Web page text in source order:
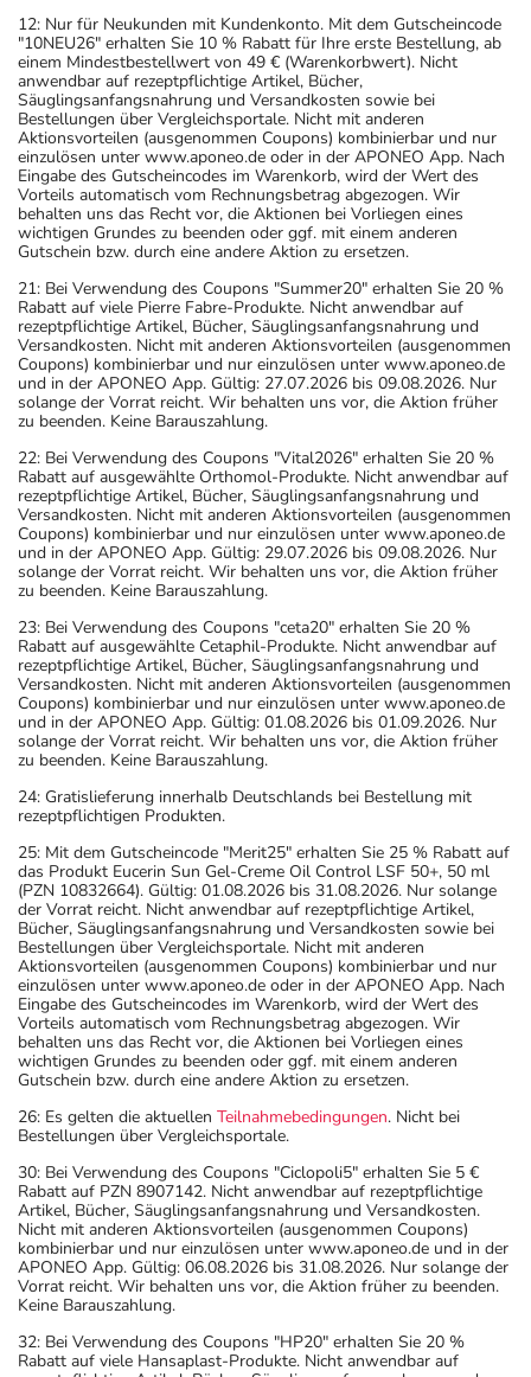
12: Nur für Neukunden mit Kundenkonto. Mit dem Gutscheincode
"10NEU26" erhalten Sie 10 % Rabatt für Ihre erste Bestellung, ab
einem Mindestbestellwert von 49 € (Warenkorbwert). Nicht
anwendbar auf rezeptpflichtige Artikel, Bücher,
Säuglingsanfangsnahrung und Versandkosten sowie bei
Bestellungen über Vergleichsportale. Nicht mit anderen
Aktionsvorteilen (ausgenommen Coupons) kombinierbar und nur
einzulösen unter www.aponeo.de oder in der APONEO App. Nach
Eingabe des Gutscheincodes im Warenkorb, wird der Wert des
Vorteils automatisch vom Rechnungsbetrag abgezogen. Wir
behalten uns das Recht vor, die Aktionen bei Vorliegen eines
wichtigen Grundes zu beenden oder ggf. mit einem anderen
Gutschein bzw. durch eine andere Aktion zu ersetzen.
21: Bei Verwendung des Coupons "Summer20" erhalten Sie 20 %
Rabatt auf viele Pierre Fabre-Produkte. Nicht anwendbar auf
rezeptpflichtige Artikel, Bücher, Säuglingsanfangsnahrung und
Versandkosten. Nicht mit anderen Aktionsvorteilen (ausgenommen
Coupons) kombinierbar und nur einzulösen unter www.aponeo.de
und in der APONEO App. Gültig: 27.07.2026 bis 09.08.2026. Nur
solange der Vorrat reicht. Wir behalten uns vor, die Aktion früher
zu beenden. Keine Barauszahlung.
22: Bei Verwendung des Coupons "Vital2026" erhalten Sie 20 %
Rabatt auf ausgewählte Orthomol-Produkte. Nicht anwendbar auf
rezeptpflichtige Artikel, Bücher, Säuglingsanfangsnahrung und
Versandkosten. Nicht mit anderen Aktionsvorteilen (ausgenommen
Coupons) kombinierbar und nur einzulösen unter www.aponeo.de
und in der APONEO App. Gültig: 29.07.2026 bis 09.08.2026. Nur
solange der Vorrat reicht. Wir behalten uns vor, die Aktion früher
zu beenden. Keine Barauszahlung.
23: Bei Verwendung des Coupons "ceta20" erhalten Sie 20 %
Rabatt auf ausgewählte Cetaphil-Produkte. Nicht anwendbar auf
rezeptpflichtige Artikel, Bücher, Säuglingsanfangsnahrung und
Versandkosten. Nicht mit anderen Aktionsvorteilen (ausgenommen
Coupons) kombinierbar und nur einzulösen unter www.aponeo.de
und in der APONEO App. Gültig: 01.08.2026 bis 01.09.2026. Nur
solange der Vorrat reicht. Wir behalten uns vor, die Aktion früher
zu beenden. Keine Barauszahlung.
24: Gratislieferung innerhalb Deutschlands bei Bestellung mit
rezeptpflichtigen Produkten.
25: Mit dem Gutscheincode "Merit25" erhalten Sie 25 % Rabatt auf
das Produkt Eucerin Sun Gel-Creme Oil Control LSF 50+, 50 ml
(PZN 10832664). Gültig: 01.08.2026 bis 31.08.2026. Nur solange
der Vorrat reicht. Nicht anwendbar auf rezeptpflichtige Artikel,
Bücher, Säuglingsanfangsnahrung und Versandkosten sowie bei
Bestellungen über Vergleichsportale. Nicht mit anderen
Aktionsvorteilen (ausgenommen Coupons) kombinierbar und nur
einzulösen unter www.aponeo.de oder in der APONEO App. Nach
Eingabe des Gutscheincodes im Warenkorb, wird der Wert des
Vorteils automatisch vom Rechnungsbetrag abgezogen. Wir
behalten uns das Recht vor, die Aktionen bei Vorliegen eines
wichtigen Grundes zu beenden oder ggf. mit einem anderen
Gutschein bzw. durch eine andere Aktion zu ersetzen.
26: Es gelten die aktuellen Teilnahmebedingungen. Nicht bei
Bestellungen über Vergleichsportale.
30: Bei Verwendung des Coupons "Ciclopoli5" erhalten Sie 5 €
Rabatt auf PZN 8907142. Nicht anwendbar auf rezeptpflichtige
Artikel, Bücher, Säuglingsanfangsnahrung und Versandkosten.
Nicht mit anderen Aktionsvorteilen (ausgenommen Coupons)
kombinierbar und nur einzulösen unter www.aponeo.de und in der
APONEO App. Gültig: 06.08.2026 bis 31.08.2026. Nur solange der
Vorrat reicht. Wir behalten uns vor, die Aktion früher zu beenden.
Keine Barauszahlung.
32: Bei Verwendung des Coupons "HP20" erhalten Sie 20 %
Rabatt auf viele Hansaplast-Produkte. Nicht anwendbar auf